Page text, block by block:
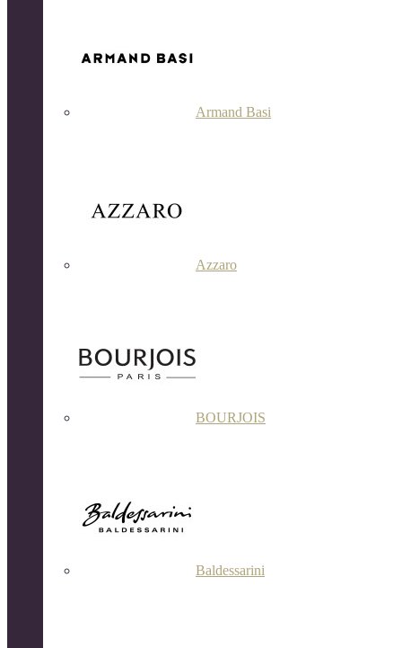
Armand Basi
Azzaro
BOURJOIS
Baldessarini